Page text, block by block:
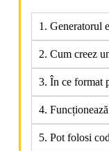
1. Generatorul
2. Cum creez
3. În ce format
4.
5. Pot folosi